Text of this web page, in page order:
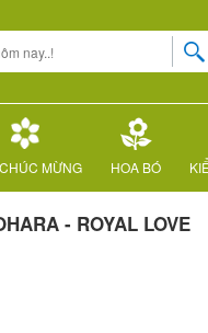
MỪNG HOA BÓ
- ROYAL LOVE